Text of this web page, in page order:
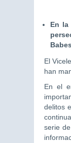
En la
El
han
En el
delitos
serie